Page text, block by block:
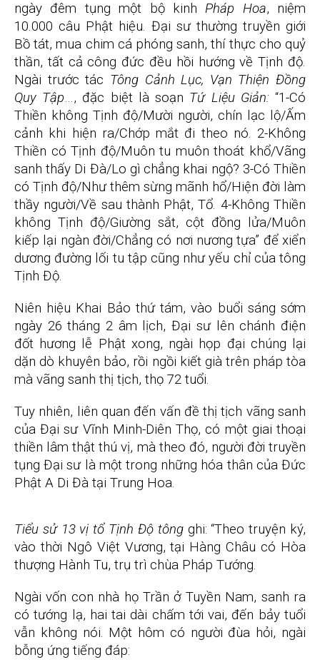
ngày đêm tụng một bộ kinhPháp Hoa, niệm
10.000 câu Phật hiệu. Đại sư thường truyền giới
Bồ tát, mua chim cá phóng sanh, thí thực cho quỷ
thần, tất cả công đức đều hồi hướng về Tịnh độ.
Ngài trước tác Tông Cảnh Lục, Vạn Thiện Đồng
Quy Tập…, đặc biệt là soạn Tứ Liệu Giản:“1-Có
Thiền không Tịnh độ/Mười người, chín lạc lộ/Ấm
cảnh khi hiện ra/Chớp mắt đi theo nó. 2-Không
Thiền có Tịnh độ/Muôn tu muôn thoát khổ/Vãng
sanh thấy Di Đà/Lo gì chẳng khai ngộ? 3-Có Thiền
có Tịnh độ/Như thêm sừng mãnh hổ/Hiện đời làm
thầy người/Về sau thành Phật, Tổ. 4-Không Thiền
không Tịnh độ/Giường sắt, cột đồng lửa/Muôn
kiếp lại ngàn đời/Chẳng có nơi nương tựa” để xiển
dương đường lối tu tập cũng như yếu chỉ của tông
Tịnh Độ.
Niên hiệu Khai Bảo thứ tám, vào buổi sáng sớm
ngày 26 tháng 2 âm lịch, Đại sư lên chánh điện
đốt hương lễ Phật xong, ngài họp đại chúng lại
dặn dò khuyên bảo, rồi ngồi kiết già trên pháp tòa
mà vãng sanh thị tịch, thọ 72 tuổi.
Tuy nhiên, liên quan đến vấn đề thị tịch vãng sanh
của Đại sư Vĩnh Minh-Diên Thọ, có một giai thoại
thiền lâm thật thú vị, mà theo đó, người đời truyền
tụng Đại sư là một trong những hóa thân của Đức
Phật A Di Đà tại Trung Hoa.
Tiểu sử 13 vị tổ Tịnh Độ tôngghi: “Theo truyện ký,
vào thời Ngô Việt Vương, tại Hàng Châu có Hòa
thượng Hành Tu, trụ trì chùa Pháp Tướng.
Ngài vốn con nhà họ Trần ở Tuyền Nam, sanh ra
có tướng lạ, hai tai dài chấm tới vai, đến bảy tuổi
vẫn không nói. Một hôm có người đùa hỏi, ngài
bỗng ứng tiếng đáp: